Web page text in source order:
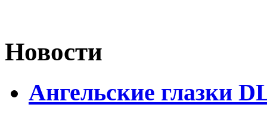
Новости
Ангельские глазки